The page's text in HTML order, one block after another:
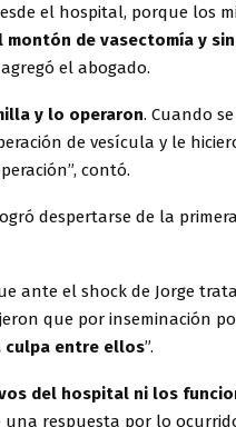
el hospital, porque los
montón de vasectomía y sin
agregó el abogado.
y lo operaron. Cuando
de vesícula y le
contó.
despertarse de la
ante el shock de Jorge
que por inseminación
culpa entre ellos”.
del hospital ni los
una respuesta por lo